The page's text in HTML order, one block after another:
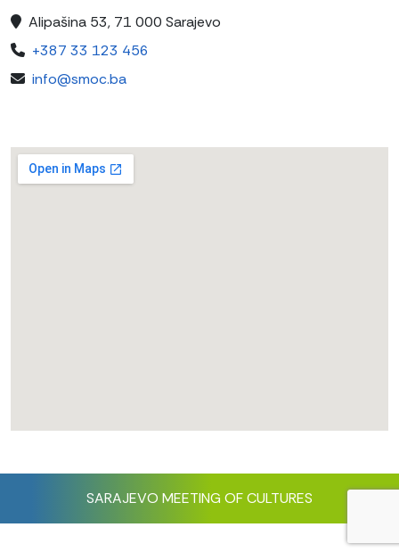
Alipašina 53, 71 000 Sarajevo
+387 33 123 456
info@smoc.ba
SARAJEVO MEETING OF CULTURES